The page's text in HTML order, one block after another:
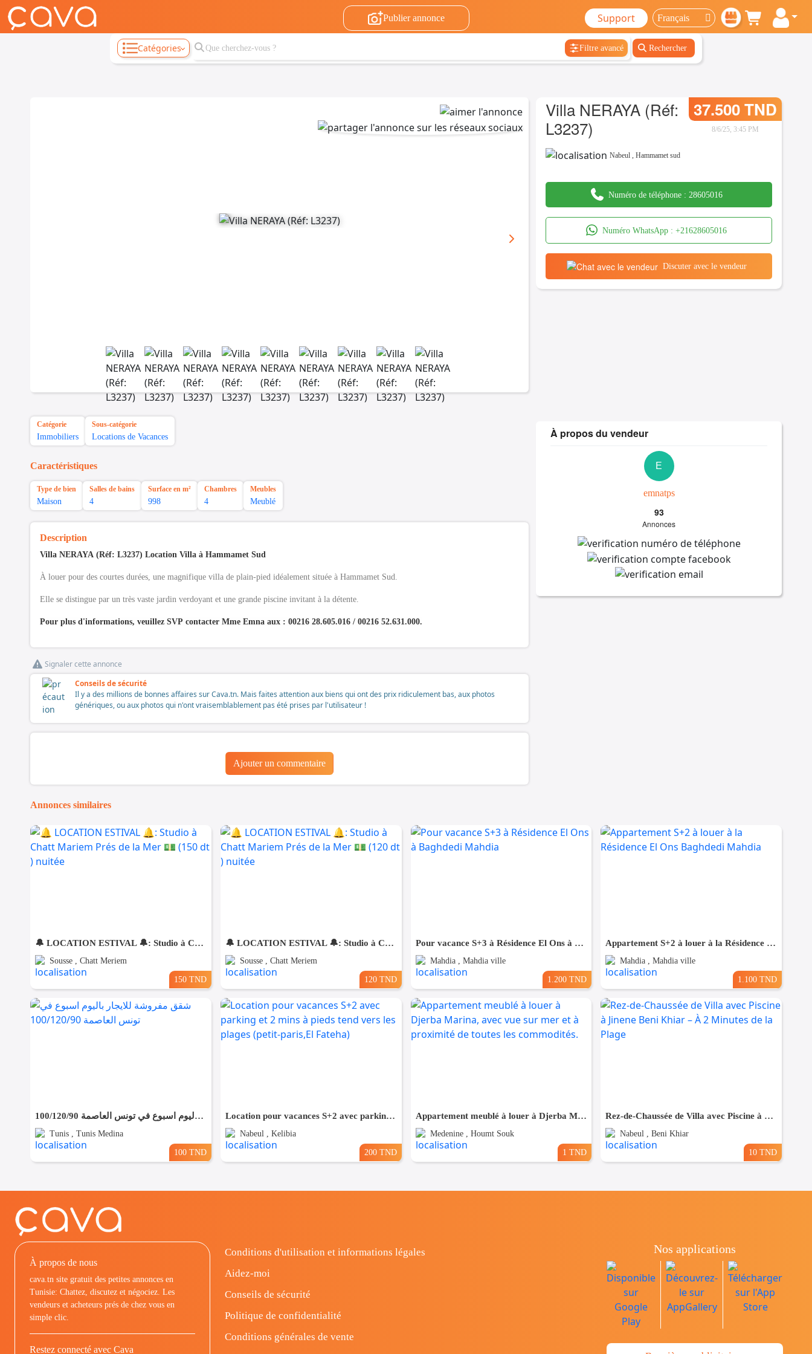
Publier annonce Support
Catégories Filtre avancé Rechercher
Villa NERAYA (Réf:
L3237)
37.500 TND
8/6/25, 3:45 PM
Nabeul ,Hammamet sud
Numéro de téléphone : 28605016
Numéro WhatsApp : +21628605016
Discuter avec le vendeur
Catégorie
Immobiliers
Sous-catégorie
Locations de Vacances
Caractéristiques
Type de bien
Maison
Salles de bains
4
Surface en m²
998
Chambres
4
Meubles
Meublé
Description
Villa NERAYA (Réf: L3237) Location Villa à Hammamet Sud
À louer pour des courtes durées, une magnifique villa de plain-pied idéalement située à Hammamet Sud.
Elle se distingue par un très vaste jardin verdoyant et une grande piscine invitant à la détente.
Pour plus d'informations, veuillez SVP contacter Mme Emna aux : 00216 28.605.016 / 00216 52.631.000.
Signaler cette annonce
Conseils de sécurité
Il y a des millions de bonnes affaires sur Cava.tn. Mais faites attention aux biens qui ont des prix ridiculement bas, aux photos
génériques, ou aux photos qui n'ont vraisemblablement pas été prises par l'utilisateur !
Ajouter un commentaire
À propos du vendeur
E
emnatps
93
Annonces
Annonces similaires
🔔 LOCATION ESTIVAL 🔔: Studio à Chatt Mariem Prés de la Mer 💵 (150 dt ) nuitée
Sousse , Chatt Meriem
150 TND
🔔 LOCATION ESTIVAL 🔔: Studio à Chatt Mariem Prés de la Mer 💵 (120 dt ) nuitée
Sousse , Chatt Meriem
120 TND
Pour vacance S+3 à Résidence El Ons à Baghdedi Mahdia
Mahdia , Mahdia ville
1.200 TND
Appartement S+2 à louer à la Résidence El Ons Baghdedi Mahdia
Mahdia , Mahdia ville
1.100 TND
شقق مفروشة للايجار باليوم اسبوع في تونس العاصمة 100/120/90
Tunis , Tunis Medina
100 TND
Location pour vacances S+2 avec parking et 2 mins à pieds tend vers les plages (petit-paris,El Fateha)
Nabeul , Kelibia
200 TND
Appartement meublé à louer à Djerba Marina, avec vue sur mer et à proximité de toutes les commodités.
Medenine , Houmt Souk
1 TND
Rez-de-Chaussée de Villa avec Piscine à Jinene Beni Khiar – À 2 Minutes de la Plage
Nabeul , Beni Khiar
10 TND
À propos de nous
cava.tn site gratuit des petites annonces en
Tunisie: Chattez, discutez et négociez. Les
vendeurs et acheteurs prés de chez vous en
simple clic.
Restez connecté avec Cava
Conditions d'utilisation et informations légales
Aidez-moi
Conseils de sécurité
Politique de confidentialité
Conditions générales de vente
Nos applications